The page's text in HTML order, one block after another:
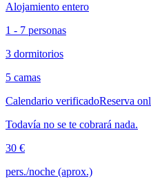
Alojamiento entero
1 - 7 personas
3 dormitorios
5 camas
Calendario verificadoReserva
Todavía no se te cobrará nada.
30 €
pers./noche (aprox.)